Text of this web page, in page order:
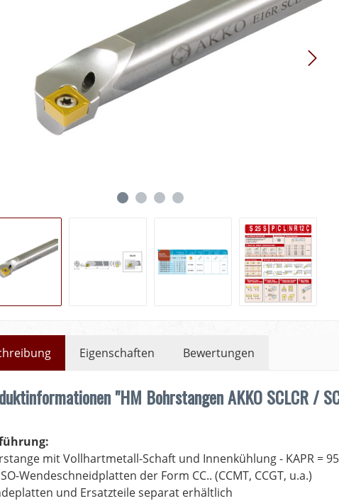
Eigenschaften Bewertungen
"HM Bohrstangen AKKO SCLCR /
mit Vollhartmetall-Schaft und Innenkühlung - KAPR =
Wendeschneidplatten der Form CC.. (CCMT, CCGT, u.a.)
und Ersatzteile separat erhältlich